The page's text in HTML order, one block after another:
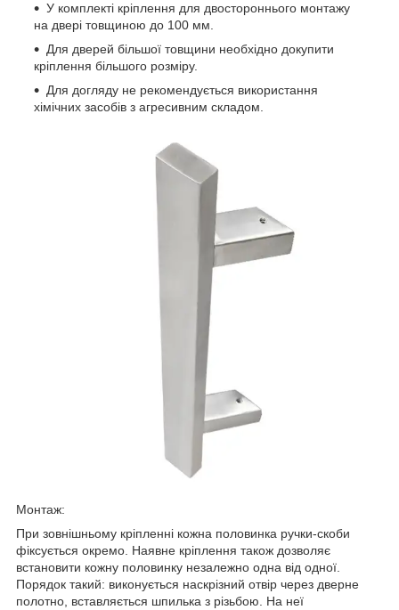
У комплекті кріплення для двостороннього монтажу
на двері товщиною до 100 мм.
Для дверей більшої товщини необхідно докупити
кріплення більшого розміру.
Для догляду не рекомендується використання
хімічних засобів з агресивним складом.
Монтаж:
При зовнішньому кріпленні кожна половинка ручки-скоби
фіксується окремо. Наявне кріплення також дозволяє
встановити кожну половинку незалежно одна від одної.
Порядок такий: виконується наскрізний отвір через дверне
полотно, вставляється шпилька з різьбою. На неї